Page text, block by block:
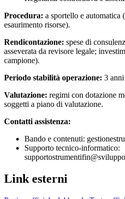
Procedura: a sportello e
esaurimento risorse).
Rendicontazione: spese di
asseverata da revisore legale;
campione).
Periodo stabilità operazione: 3
Valutazione: regimi con dotazione
soggetti a piano di valutazione.
Contatti assistenza:
Bando e contenuti:
Supporto tecnico-informatico:
Link esterni